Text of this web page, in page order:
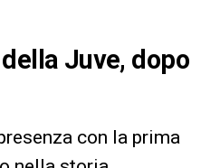
Juve, dopo
con la prima